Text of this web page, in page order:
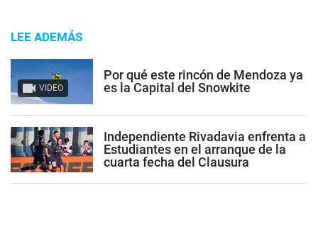
LEE ADEMÁS
VIDEO
Por qué este rincón de Mendoza ya
es la Capital del Snowkite
Independiente Rivadavia enfrenta a
Estudiantes en el arranque de la
cuarta fecha del Clausura